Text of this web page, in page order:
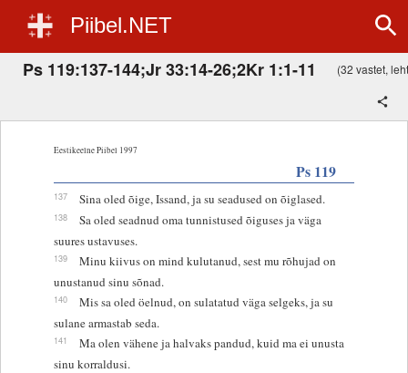
Piibel.NET
Ps 119:137-144;Jr 33:14-26;2Kr 1:1-11 (32 vastet,
Eestikeelne Piibel 1997
Ps 119
137 Sina oled õige, Issand, ja su seadused on õiglased.
138
Sa oled seadnud oma tunnistused õiguses ja väga
suures ustavuses.
139
Minu kiivus on mind kulutanud, sest mu rõhujad on
unustanud sinu sõnad.
140
Mis sa oled öelnud, on sulatatud väga selgeks, ja su
sulane armastab seda.
141
Ma olen vähene ja halvaks pandud, kuid ma ei unusta
sinu korraldusi.